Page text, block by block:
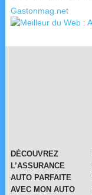
Gastonmag.net
DÉCOUVREZ
L’ASSURANCE
AUTO PARFAITE
AVEC MON AUTO